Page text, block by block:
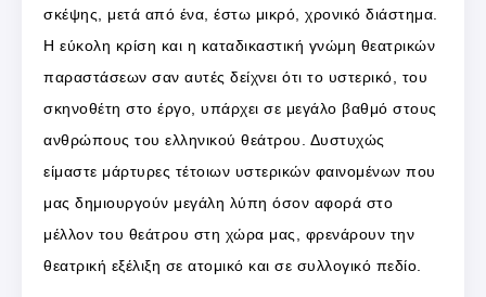
σκέψης, μετά από ένα, έστω μικρό, χρονικό διάστημα.
Η εύκολη κρίση και η καταδικαστική γνώμη θεατρικών
παραστάσεων σαν αυτές δείχνει ότι το υστερικό, του
σκηνοθέτη στο έργο, υπάρχει σε μεγάλο βαθμό στους
ανθρώπους του ελληνικού θεάτρου. Δυστυχώς
είμαστε μάρτυρες τέτοιων υστερικών φαινομένων που
μας δημιουργούν μεγάλη λύπη όσον αφορά στο
μέλλον του θεάτρου στη χώρα μας, φρενάρουν την
θεατρική εξέλιξη σε ατομικό και σε συλλογικό πεδίο.